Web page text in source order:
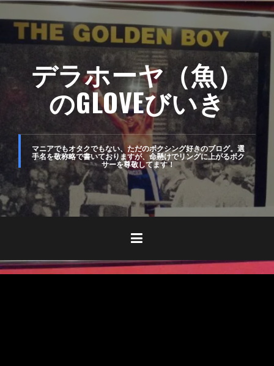
ン
キ
プ
デラホーヤ（魚）
のGLOVEびいき
マニアでもオタクでもない、ただのボクシング好きのブログ。選
手名を敬称略で書いておりますが、命懸けでリングに上がるボク
サーを尊敬してます！